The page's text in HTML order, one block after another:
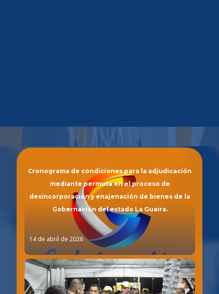
Cronograma de condiciones para la adjudicación
mediante permuta en el proceso de
desincorporación y enajenación de bienes de la
Gobernación del estado La Guaira.
14 de abril de 2026
Noticias